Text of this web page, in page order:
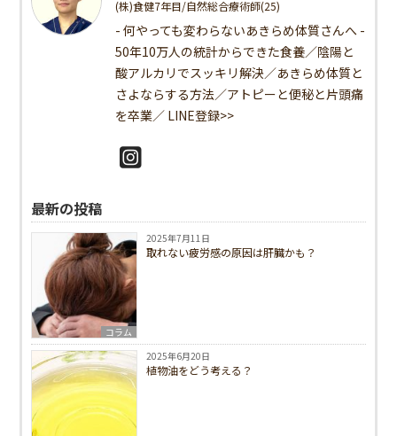
(株)食健7年目/自然総合療術師(25)
- 何やっても変わらないあきらめ体質さんへ -
50年10万人の統計からできた食養／陰陽と
酸アルカリでスッキリ解決／あきらめ体質と
さよならする方法／アトピーと便秘と片頭痛
を卒業／ LINE登録>>
最新の投稿
コラム
2025年7月11日
取れない疲労感の原因は肝臓かも？
2025年6月20日
植物油をどう考える？